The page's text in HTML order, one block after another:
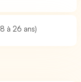
à 26 ans)